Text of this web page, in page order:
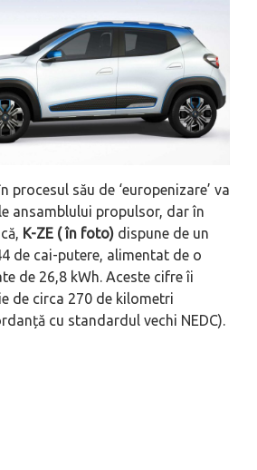
procesul său de ‘europenizare’ va
ansamblului propulsor, dar în
K-ZE ( în foto) dispune de un
de cai-putere, alimentat de o
de 26,8 kWh. Aceste cifre îi
de circa 270 de kilometri
cu standardul vechi NEDC).